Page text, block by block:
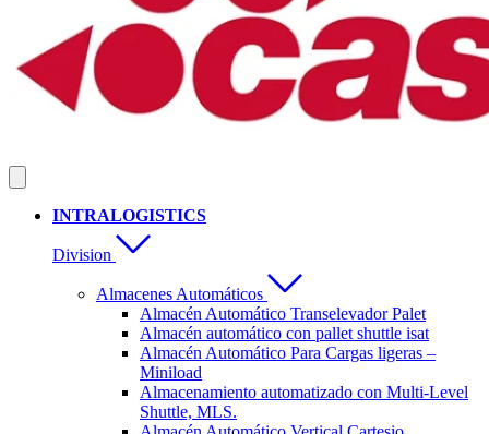
INTRALOGISTICS
Division
Almacenes Automáticos
Almacén Automático Transelevador Palet
Almacén automático con pallet shuttle isat
Almacén Automático Para Cargas ligeras –
Miniload
Almacenamiento automatizado con Multi-Level
Shuttle, MLS.